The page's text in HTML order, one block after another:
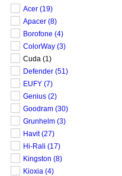
Acer (19)
Apacer (8)
Borofone (4)
ColorWay (3)
Cuda (1)
Defender (51)
EUFY (7)
Genius (2)
Goodram (30)
Grunhelm (3)
Havit (27)
Hi-Rali (17)
Kingston (8)
Kioxia (4)